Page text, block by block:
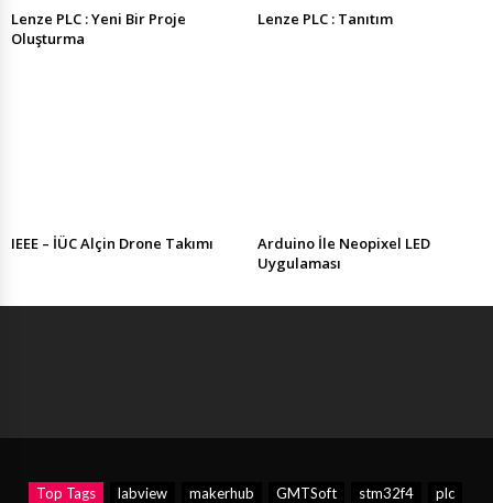
Lenze PLC : Yeni Bir Proje
Oluşturma
Lenze PLC : Tanıtım
IEEE – İÜC Alçin Drone Takımı
Arduino İle Neopixel LED
Uygulaması
Top Tags labview makerhub GMTSoft stm32f4
plc